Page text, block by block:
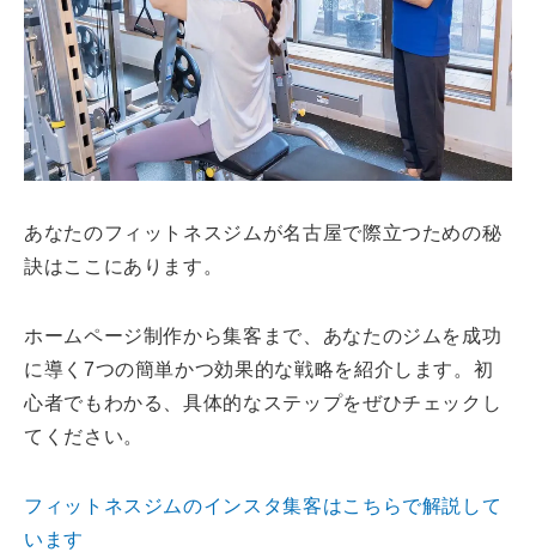
あなたのフィットネスジムが名古屋で際立つための秘
訣はここにあります。
ホームページ制作から集客まで、あなたのジムを成功
に導く7つの簡単かつ効果的な戦略を紹介します。初
心者でもわかる、具体的なステップをぜひチェックし
てください。
フィットネスジムのインスタ集客はこちらで解説して
います